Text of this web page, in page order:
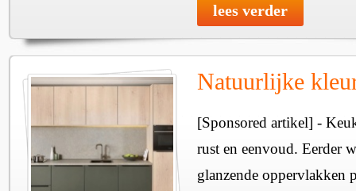
lees verder
Natuurlijke
[Sponsored artikel] -
rust en eenvoud. Eerder
glanzende oppervlakken